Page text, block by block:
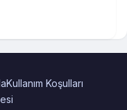
Kullanım Koşulları